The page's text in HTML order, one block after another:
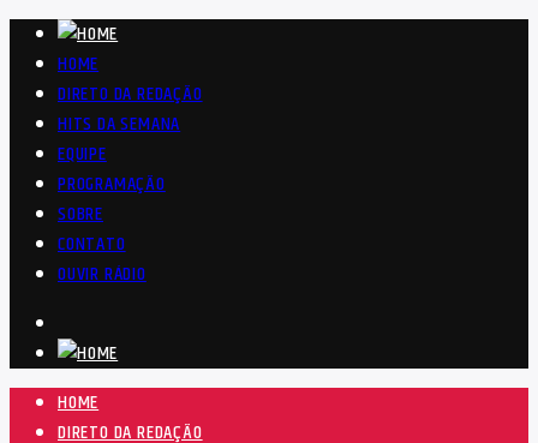
HOME
DIRETO DA REDAÇÃO
HITS DA SEMANA
EQUIPE
PROGRAMAÇÃO
SOBRE
CONTATO
OUVIR RÁDIO
HOME
DIRETO DA REDAÇÃO